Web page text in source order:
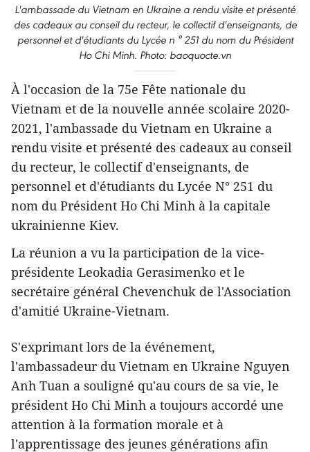
L'ambassade du Vietnam en Ukraine a rendu visite et présenté
des cadeaux au conseil du recteur, le collectif d'enseignants, de
personnel et d'étudiants du Lycée n ° 251 du nom du Président
Ho Chi Minh. Photo: baoquocte.vn
À l'occasion de la 75e Fête nationale du
Vietnam et de la nouvelle année scolaire 2020-
2021, l'ambassade du Vietnam en Ukraine a
rendu visite et présenté des cadeaux au conseil
du recteur, le collectif d'enseignants, de
personnel et d'étudiants du Lycée N° 251 du
nom du Président Ho Chi Minh à la capitale
ukrainienne Kiev.
La réunion a vu la participation de la vice-
présidente Leokadia Gerasimenko et le
secrétaire général Chevenchuk de l'Association
d'amitié Ukraine-Vietnam.
S'exprimant lors de la événement,
l'ambassadeur du Vietnam en Ukraine Nguyen
Anh Tuan a souligné qu'au cours de sa vie, le
président Ho Chi Minh a toujours accordé une
attention à la formation morale et à
l'apprentissage des jeunes générations afin